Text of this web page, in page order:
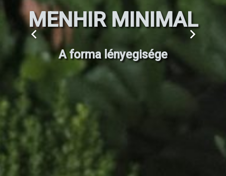
MENHIR SOUND
Kerti hangszórók